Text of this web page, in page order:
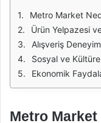
Metro Market
Ürün Yelpazesi
Alışveriş
Sosyal ve
Ekonomik
Metro Market